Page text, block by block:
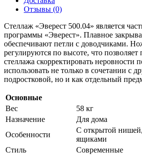
Отзывы (0)
Стеллаж «Эверест 500.04» является
программы «Эверест». Плавное
обеспечивают петли с доводчиками.
регулируются по высоте, что позволяет
стеллажа скорректировать неровности
использовать не только в сочетании с
подростковой, но и как отдельный
Основные
Вес
58 кг
Назначение
Для дома
Особенности
С открытой
ящиками
Стиль
Современные